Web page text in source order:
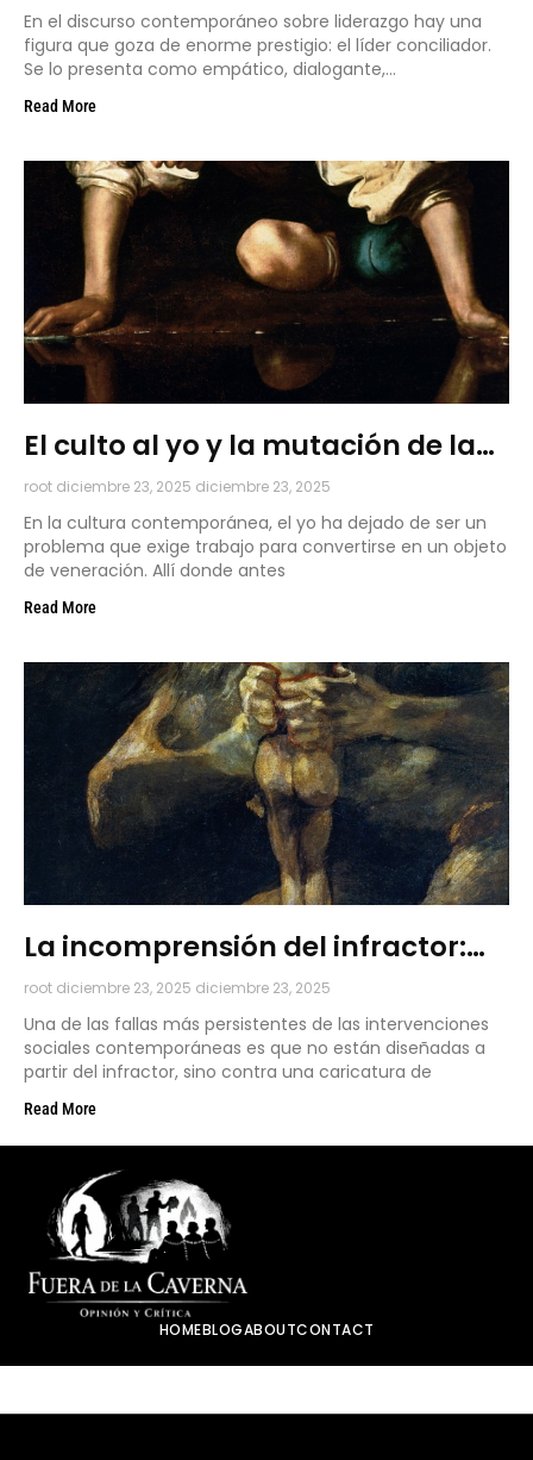
En el discurso contemporáneo sobre liderazgo hay una
figura que goza de enorme prestigio: el líder conciliador.
Se lo presenta como empático, dialogante,
emocionalmente inteligente.
Read More
El culto al yo y la mutación de la
terapia
root diciembre 23, 2025 diciembre 23, 2025
En la cultura contemporánea, el yo ha dejado de ser un
problema que exige trabajo para convertirse en un objeto
de veneración. Allí donde antes
Read More
La incomprensión del infractor:
moralización, ingenuidad y
fracaso de la intervención
root diciembre 23, 2025 diciembre 23, 2025
Una de las fallas más persistentes de las intervenciones
sociales contemporáneas es que no están diseñadas a
partir del infractor, sino contra una caricatura de
Read More
HOMEBLOGABOUTCONTACT